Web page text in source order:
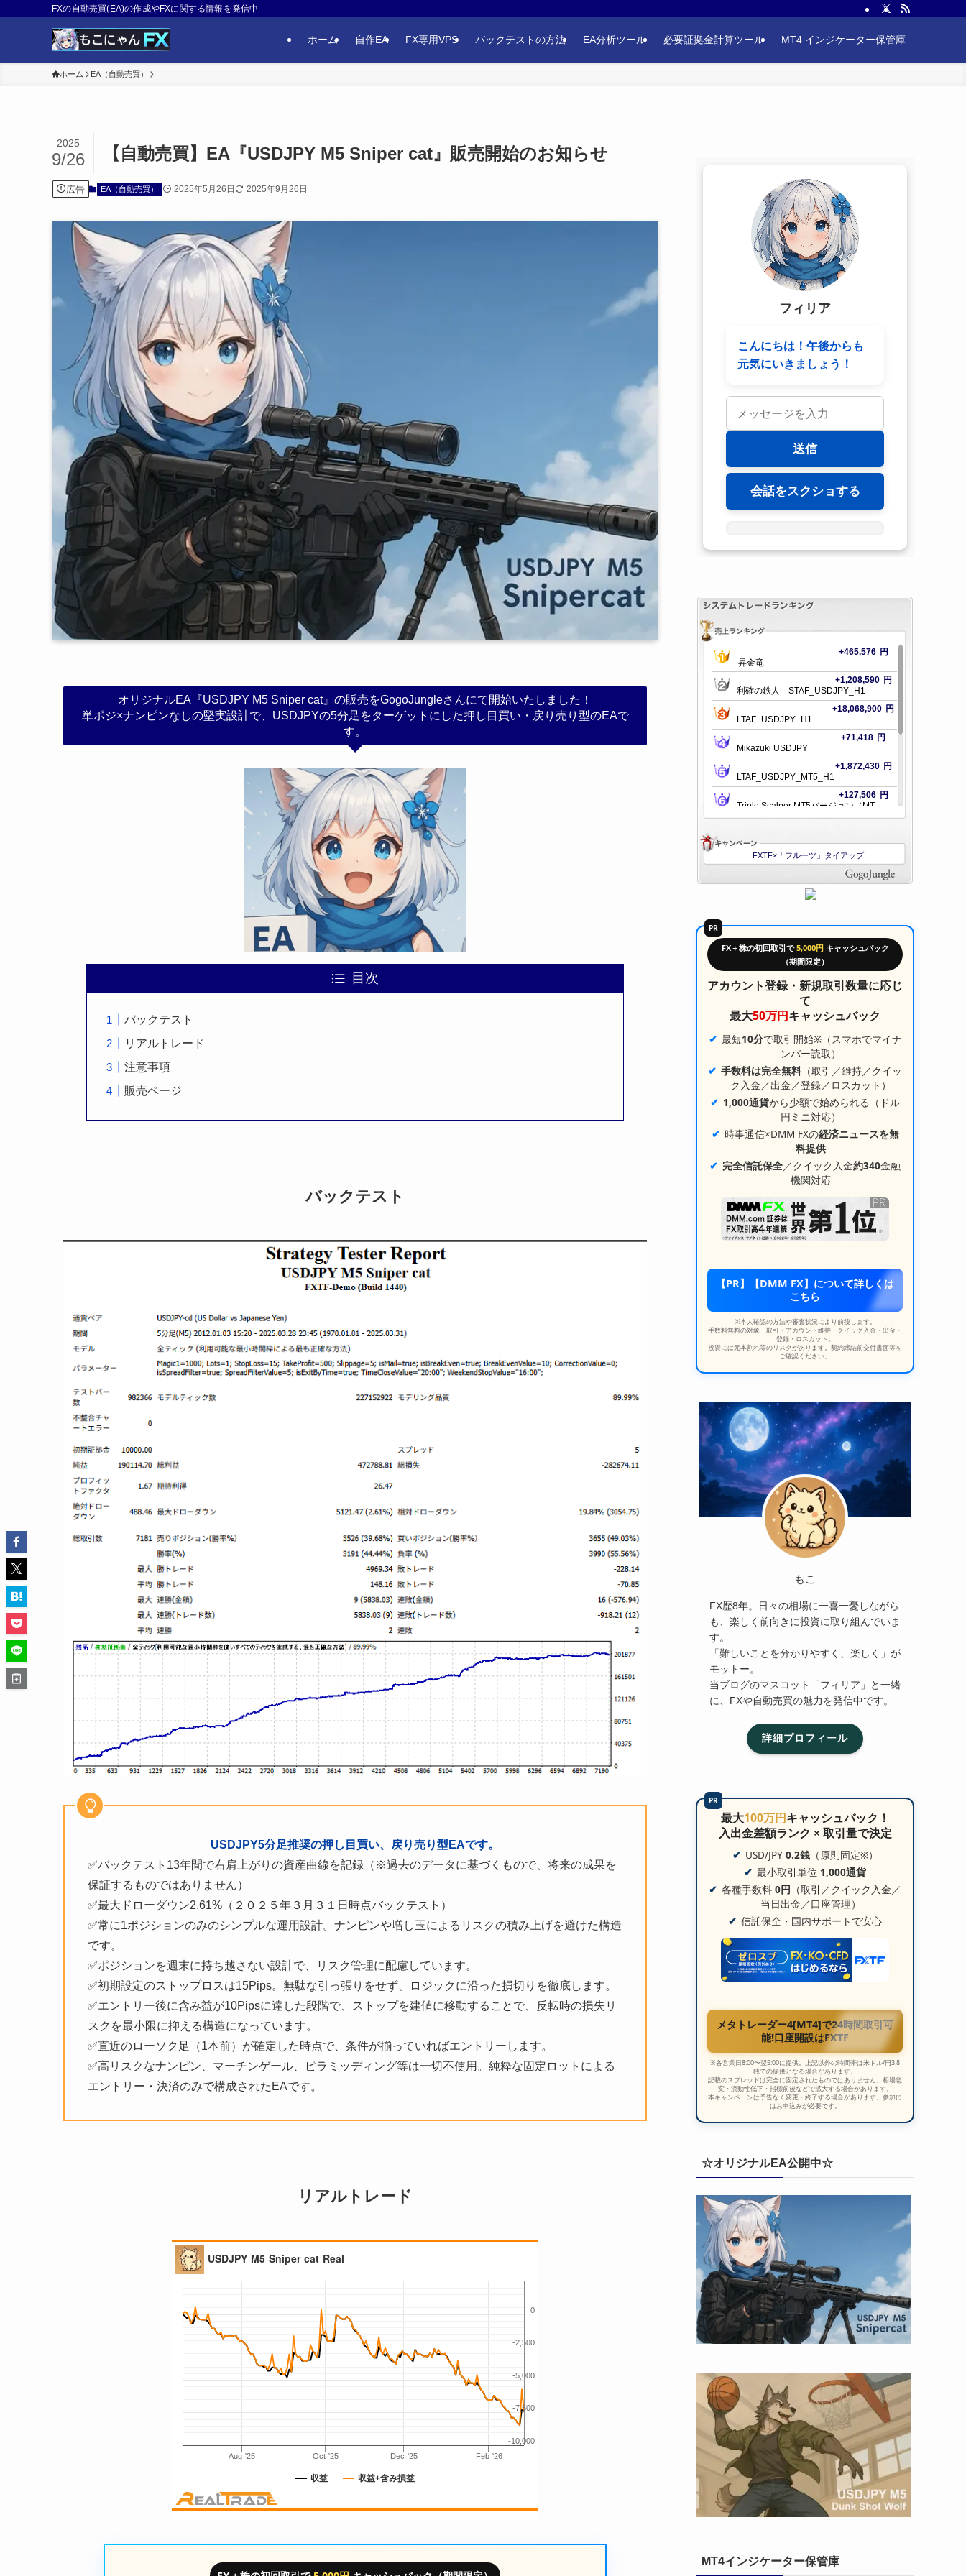
FXの自動売買(EA)の作成やFXに関する情報を発信中
ホーム 自作EA FX専用VPS バックテストの方法 EA分析ツール 必要証拠金計算ツール MT4 インジケーター保管庫
ホーム EA（自動売買）
【自動売買】EA『USDJPY M5 Sniper cat』販売開始のお知らせ
2025
9/26
広告 EA（自動売買） 2025年5月26日 2025年9月26日
オリジナルEA『USDJPY M5 Sniper cat』の販売をGogoJungleさんにて開始いたしました！
単ポジ×ナンピンなしの堅実設計で、USDJPYの5分足をターゲットにした押し目買い・戻り売り型のEAで
す。
目次
バックテスト
リアルトレード
注意事項
販売ページ
バックテスト
USDJPY5分足推奨の押し目買い、戻り売り型EAです。
✅バックテスト13年間で右肩上がりの資産曲線を記録（※過去のデータに基づくもので、将来の成果を
保証するものではありません）
✅最大ドローダウン2.61%（２０２５年３月３１日時点バックテスト）
✅常に1ポジションのみのシンプルな運用設計。ナンピンや増し玉によるリスクの積み上げを避けた構造
です。
✅ポジションを週末に持ち越さない設計で、リスク管理に配慮しています。
✅初期設定のストップロスは15Pips。無駄な引っ張りをせず、ロジックに沿った損切りを徹底します。
✅エントリー後に含み益が10Pipsに達した段階で、ストップを建値に移動することで、反転時の損失リ
スクを最小限に抑える構造になっています。
✅直近のローソク足（1本前）が確定した時点で、条件が揃っていればエントリーします。
✅高リスクなナンピン、マーチンゲール、ピラミッディング等は一切不使用。純粋な固定ロットによる
エントリー・決済のみで構成されたEAです。
リアルトレード
PR
FX＋株の初回取引で5,000円キャッシュバック
（期間限定）
アカウント登録・新規取引数量に応じ
て
最大50万円キャッシュバック
最短10分で取引開始※（スマホでマイナ
ンバー読取）
手数料は完全無料 （取引／維持／クイッ
ク入金／出金／登録／ロスカット）
1,000通貨から少額で始められる（ドル
円ミニ対応）
時事通信×DMM FXの経済ニュースを無
料提供
完全信託保全／クイック入金約340金融
機関対応
【PR】【DMM FX】について詳しくは
こちら
※本人確認の方法や審査状況により前後します。
手数料無料の対象：取引・アカウント維持・クイック入金・出金・
登録・ロスカット。
投資には元本割れ等のリスクがあります。契約締結前交付書面等を
ご確認ください。
もこ
FX歴8年。日々の相場に一喜一憂しながら
も、楽しく前向きに投資に取り組んでいま
す。
「難しいことを分かりやすく、楽しく」が
モットー。
当ブログのマスコット「フィリア」と一緒
に、FXや自動売買の魅力を発信中です。
詳細プロフィール
PR
最大100万円キャッシュバック！
入出金差額ランク × 取引量で決定
USD/JPY 0.2銭（原則固定※）
最小取引単位 1,000通貨
各種手数料 0円 （取引／クイック入金／
当日出金／口座管理）
信託保全・国内サポートで安心
メタトレーダー4[MT4]で24時間取引可
能!口座開設はFXTF
※各営業日8:00〜翌5:00に提供。上記以外の時間帯は米ドル/円3.8
銭での提供となる場合があります。
記載のスプレッドは完全に固定されたものではありません。相場急
変・流動性低下・指標前後などで拡大する場合があります。
本キャンペーンは予告なく変更・終了する場合があります。参加に
はお申込みが必要です。
☆オリジナルEA公開中☆
MT4インジケーター保管庫